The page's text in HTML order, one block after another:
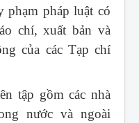
phạm pháp luật có
chí, xuất bản và
của các Tạp chí
tập gồm các nhà
nước và ngoài